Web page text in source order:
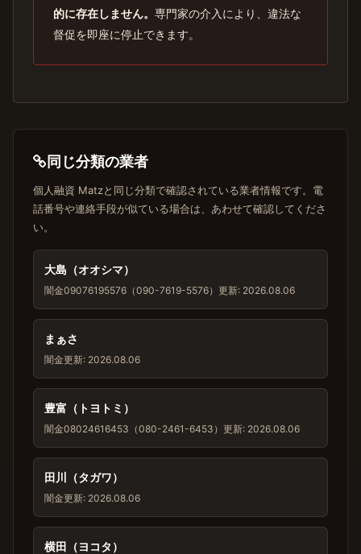
的に存在しません。 専門家の介入により、違法な
督促を即座に停止できます。
同じ分類の業者
個人融資 Matzと同じ分類で確認されている業者情報です。電
話番号や連絡手段が似ている場合は、あわせて確認してくださ
い。
大島（オオシマ）
闇金09076195576（090-7619-5576） 更新: 2026.08.06
まぁさ
闇金更新: 2026.08.06
豊富（トヨトミ）
闇金08024616453（080-2461-6453） 更新: 2026.08.06
田川（タガワ）
闇金更新: 2026.08.06
横田（ヨコタ）